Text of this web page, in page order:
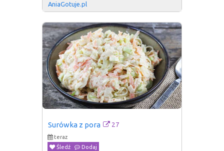
AniaGotuje.pl
Surówka z pora 27
teraz
Śledź
Dodaj